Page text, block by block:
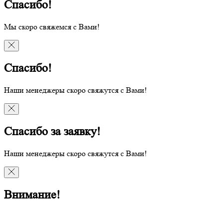
Спасибо!
Мы скоро свяжемся с Вами!
Спасибо!
Наши менеджеры скоро свяжутся с Вами!
Спасибо за заявку!
Наши менеджеры скоро свяжутся с Вами!
Внимание!